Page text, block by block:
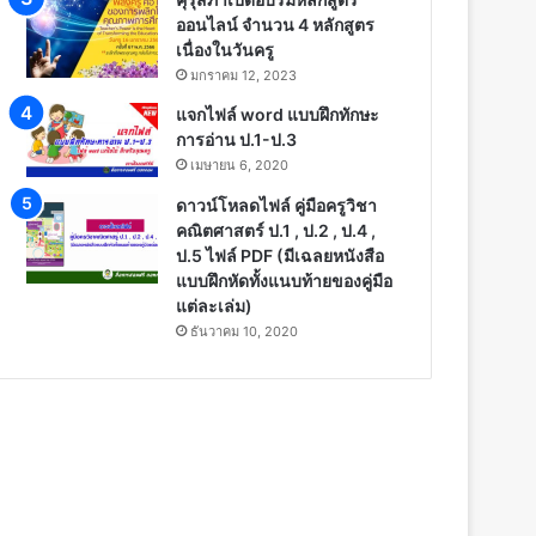
ออนไลน์ จำนวน 4 หลักสูตร
เนื่องในวันครู
มกราคม 12, 2023
แจกไฟล์ word แบบฝึกทักษะ
การอ่าน ป.1-ป.3
เมษายน 6, 2020
ดาวน์โหลดไฟล์ คู่มือครูวิชา
คณิตศาสตร์ ป.1 , ป.2 , ป.4 ,
ป.5 ไฟล์ PDF (มีเฉลยหนังสือ
แบบฝึกหัดทั้งแนบท้ายของคู่มือ
แต่ละเล่ม)
ธันวาคม 10, 2020